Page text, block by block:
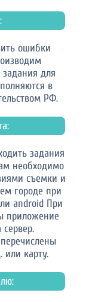
ошибки
для
в
РФ.
задания
необходимо
съемки и
городе при
android При
приложение
или карту.